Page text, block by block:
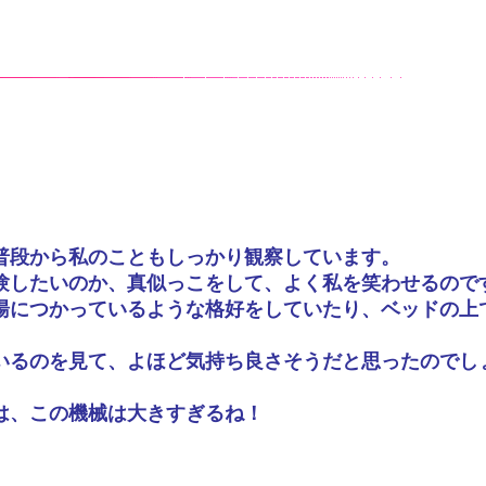
から私のこともしっかり観察しています。
たいのか、真似っこをして、よく私を笑わせるので
つかっているような格好をしていたり、ベッドの
のを見て、よほど気持ち良さそうだと思ったので
この機械は大きすぎるね！